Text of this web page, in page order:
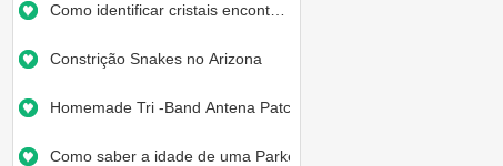
Como identificar cristais encont…
Constrição Snakes no Arizona
Homemade Tri -Band Antena Patch
Como saber a idade de uma Parker…